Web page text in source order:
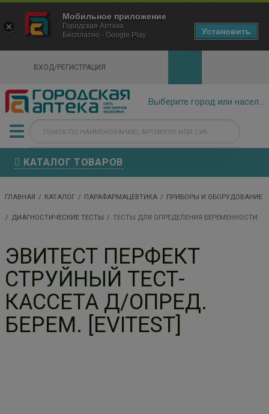
ВХОД/РЕГИСТРАЦИЯ
КАТАЛОГ ТОВАРОВ
ГЛАВНАЯ КАТАЛОГ ПАРАФАРМАЦЕВТИКА ПРИБОРЫ И ОБОРУДОВАНИЕ
ДИАГНОСТИЧЕСКИЕ ТЕСТЫ ТЕСТЫ ДЛЯ ОПРЕДЕЛЕНИЯ БЕРЕМЕННОСТИ
ЭВИТЕСТ ПЕРФЕКТ
СТРУЙНЫЙ ТЕСТ-
КАССЕТА Д/ОПРЕД.
БЕРЕМ. [EVITEST]
×
Городская Аптека Маркетплейс
- In Google Play
Мобильное приложение
Городская Аптека
Бесплатно - Google Play
Установить